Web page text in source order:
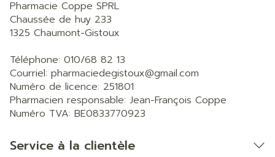
Pharmacie Coppe SPRL
Chaussée de huy 233
1325 Chaumont-Gistoux
Téléphone: 010/68 82 13
Courriel: pharmaciedegistoux@gmail.com
Numéro de licence: 251801
Pharmacien responsable: Jean-François Coppe
Numéro TVA: BE0833770923
Service à la clientèle